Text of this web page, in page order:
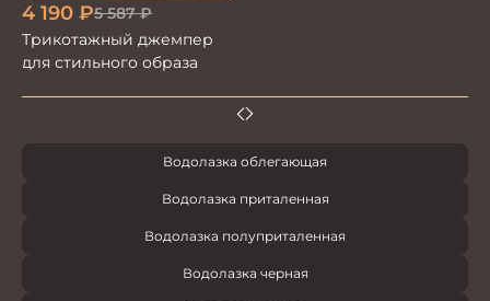
4 190 ₽5 587₽
Трикотажный джемпер
для стильного образа
Водолазка облегающая
Водолазка приталенная
Водолазка полуприталенная
Водолазка черная